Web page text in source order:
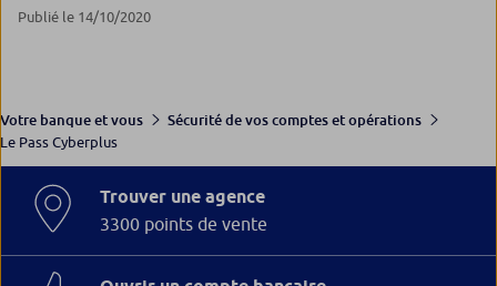
Publié le 14/10/2020
Votre banque et vous
Sécurité de vos comptes et opérations
Le Pass Cyberplus
Trouver une agence
3300 points de vente